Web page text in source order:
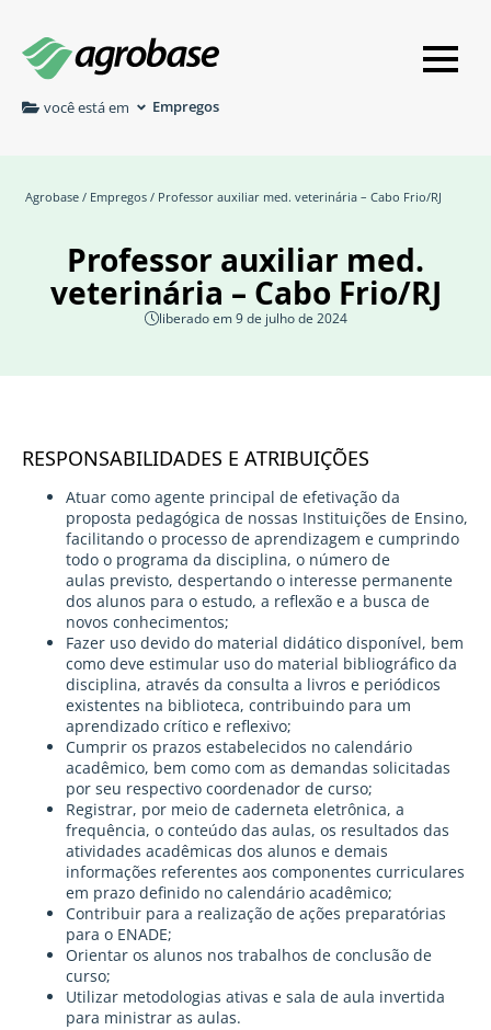
você está em Empregos
Agrobase / Empregos / Professor auxiliar med. veterinária – Cabo Frio/RJ
Professor auxiliar med.
veterinária – Cabo Frio/RJ
liberado em 9 de julho de 2024
RESPONSABILIDADES E ATRIBUIÇÕES
Atuar como agente principal de efetivação da
proposta pedagógica de nossas Instituições de Ensino,
facilitando o processo de aprendizagem e cumprindo
todo o programa da disciplina, o número de
aulas previsto, despertando o interesse permanente
dos alunos para o estudo, a reflexão e a busca de
novos conhecimentos;
Fazer uso devido do material didático disponível, bem
como deve estimular uso do material bibliográfico da
disciplina, através da consulta a livros e periódicos
existentes na biblioteca, contribuindo para um
aprendizado crítico e reflexivo;
Cumprir os prazos estabelecidos no calendário
acadêmico, bem como com as demandas solicitadas
por seu respectivo coordenador de curso;
Registrar, por meio de caderneta eletrônica, a
frequência, o conteúdo das aulas, os resultados das
atividades acadêmicas dos alunos e demais
informações referentes aos componentes curriculares
em prazo definido no calendário acadêmico;
Contribuir para a realização de ações preparatórias
para o ENADE;
Orientar os alunos nos trabalhos de conclusão de
curso;
Utilizar metodologias ativas e sala de aula invertida
para ministrar as aulas.